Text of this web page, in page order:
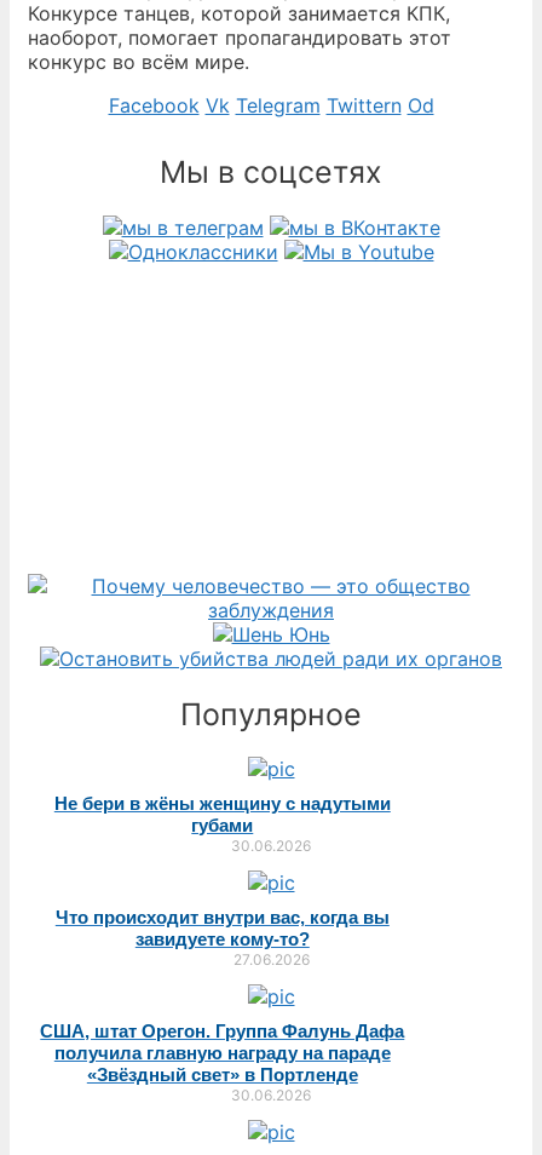
Конкурсе танцев, которой занимается КПК,
наоборот, помогает пропагандировать этот
конкурс во всём мире.
Facebook Vk Telegram Twittern Od
Мы в соцсетях
Популярное
Не бери в жёны женщину с надутыми
губами
30.06.2026
Что происходит внутри вас, когда вы
завидуете кому-то?
27.06.2026
США, штат Орегон. Группа Фалунь Дафа
получила главную награду на параде
«Звёздный свет» в Портленде
30.06.2026